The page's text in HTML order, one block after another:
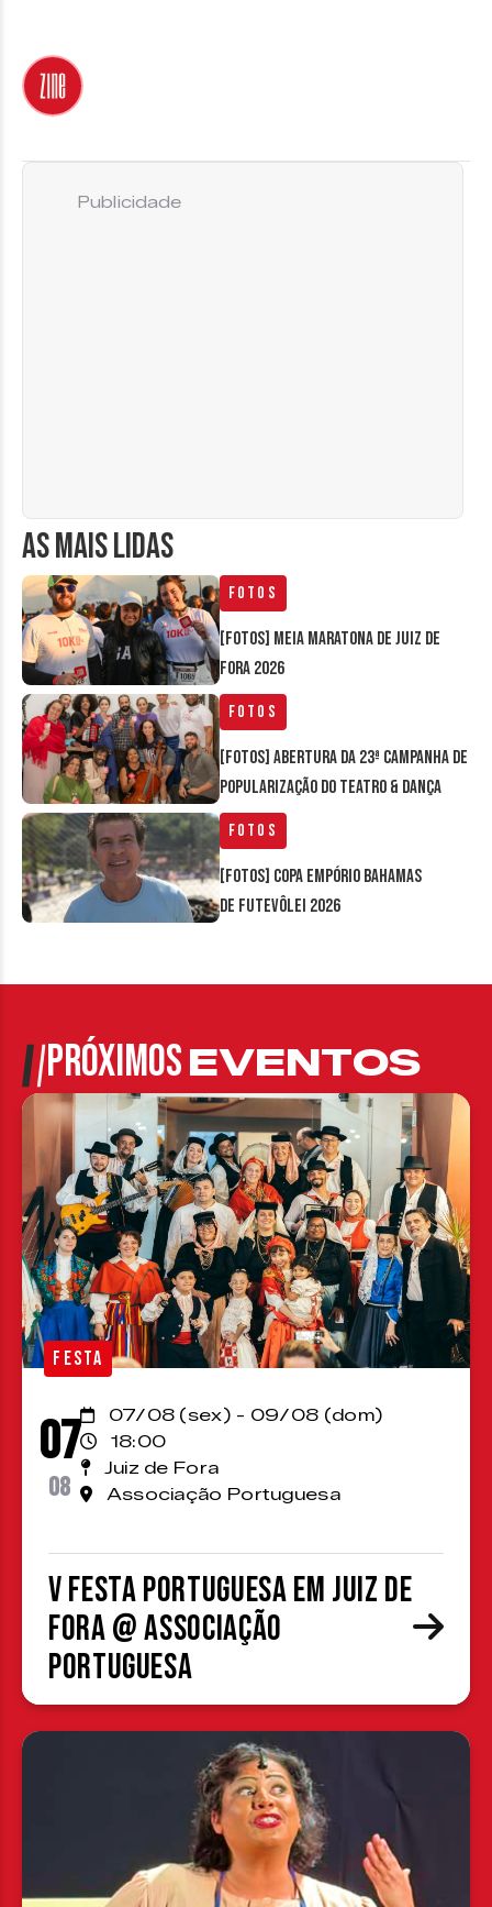
AS MAIS LIDAS
Fotos
[FOTOS] Meia Maratona de Juiz de
Fora 2026
Fotos
[FOTOS] Abertura da 23ª Campanha de
Popularização do Teatro & Dança
Fotos
[FOTOS] Copa Empório Bahamas
de Futevôlei 2026
Publicidade
PRÓXIMOSEVENTOS
FESTA
07
08
07/08 (sex) - 09/08 (dom)
18:00
Juiz de Fora
Associação Portuguesa
V Festa Portuguesa em Juiz de
Fora @ Associação
Portuguesa